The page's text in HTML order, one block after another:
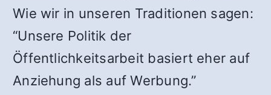
Wie wir in unseren Traditionen sagen:
“Unsere Politik der
Öffentlichkeitsarbeit basiert eher auf
Anziehung als auf Werbung.”